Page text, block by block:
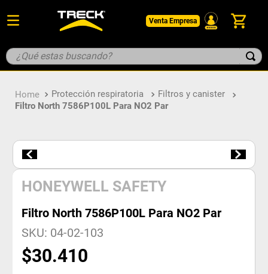
Venta Empresa
¿Qué estas buscando?
Protección respiratoria
Filtros y canister
Filtro North 7586P100L Para NO2 Par
HONEYWELL SAFETY
Filtro North 7586P100L Para NO2 Par
SKU: 04-02-103
$30.410
1. botin
5. casco